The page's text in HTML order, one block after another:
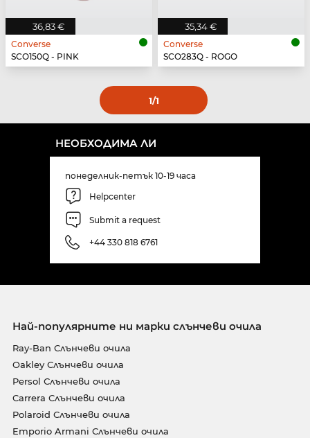
36,83 €
Converse
SCO150Q - PINK
35,34 €
Converse
SCO283Q - ROGO
1/1
НЕОБХОДИМА ЛИ
понеделник-петък 10-19 часа
Helpcenter
Submit a request
+44 330 818 6761
Най-популярните ни марки слънчеви очила
Ray-Ban Слънчеви очила
Oakley Слънчеви очила
Persol Слънчеви очила
Carrera Слънчеви очила
Polaroid Слънчеви очила
Emporio Armani Слънчеви очила